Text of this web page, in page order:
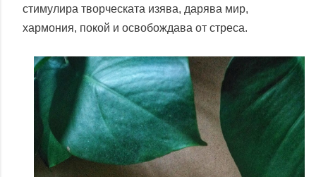
стимулира творческата изява, дарява мир,
хармония, покой и освобождава от стреса.